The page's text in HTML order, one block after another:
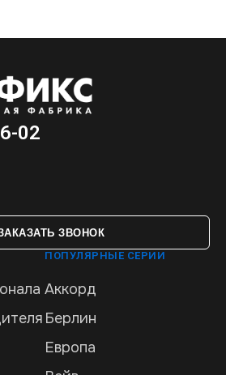
02
ЗВОНОК
ПОПУЛЯРНЫЕ СЕРИИ
Аккорд
Берлин
Европа